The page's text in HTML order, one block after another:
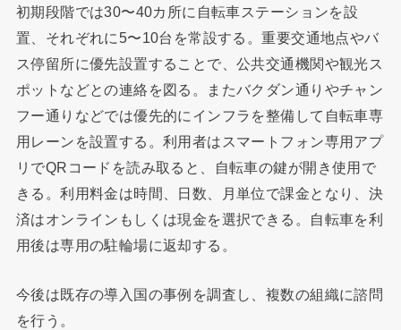
初期段階では30〜40カ所に自転車ステーションを設
置、それぞれに5〜10台を常設する。重要交通地点やバ
ス停留所に優先設置することで、公共交通機関や観光ス
ポットなどとの連絡を図る。またバクダン通りやチャン
フー通りなどでは優先的にインフラを整備して自転車専
用レーンを設置する。利用者はスマートフォン専用アプ
リでQRコードを読み取ると、自転車の鍵が開き使用で
きる。利用料金は時間、日数、月単位で課金となり、決
済はオンラインもしくは現金を選択できる。自転車を利
用後は専用の駐輪場に返却する。
今後は既存の導入国の事例を調査し、複数の組織に諮問
を行う。